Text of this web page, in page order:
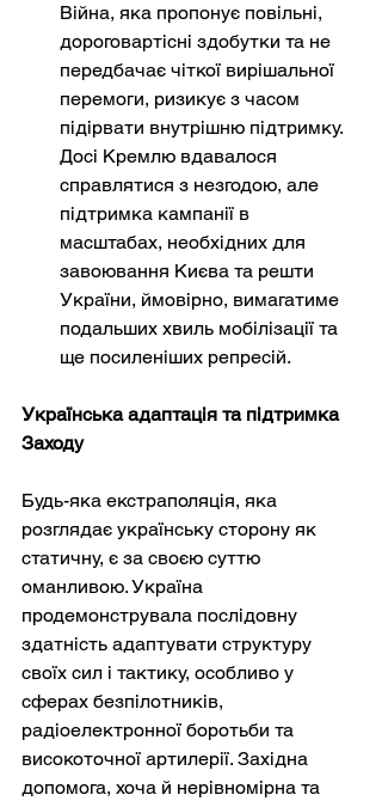
Війна, яка пропонує повільні,
дороговартісні здобутки та не
передбачає чіткої вирішальної
перемоги, ризикує з часом
підірвати внутрішню підтримку.
Досі Кремлю вдавалося
справлятися з незгодою, але
підтримка кампанії в
масштабах, необхідних для
завоювання Києва та решти
України, ймовірно, вимагатиме
подальших хвиль мобілізації та
ще посиленіших репресій.
Українська адаптація та підтримка
Заходу
Будь-яка екстраполяція, яка
розглядає українську сторону як
статичну, є за своєю суттю
оманливою. Україна
продемонструвала послідовну
здатність адаптувати структуру
своїх сил і тактику, особливо у
сферах безпілотників,
радіоелектронної боротьби та
високоточної артилерії. Західна
допомога, хоча й нерівномірна та